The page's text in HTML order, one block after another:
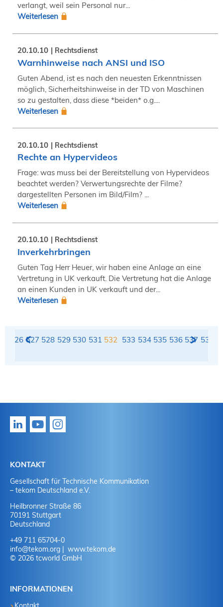
verlangt, weil sein Personal nur...
Weiterlesen
20.10.10 Rechtsdienst
Warnhinweise nach ANSI und ISO
Guten Abend, ist es nach den neuesten Erkenntnissen
möglich, Sicherheitshinweise in der TD von Maschinen
so zu gestalten, dass diese *beiden* o.g....
Weiterlesen
20.10.10 Rechtsdienst
Rechte an Hypervideos
Frage: was muss bei der Bereitstellung von Hypervideos
beachtet werden? Verwertungsrechte der Filme?
dargestellten Personen im Bild/Film? ...
Weiterlesen
20.10.10 Rechtsdienst
Inverkehrbringen
Guten Tag Herr Heuer, wir haben eine Anlage an eine
Vertretung in UK verkauft. Die Vertretung hat die Anlage
an einen Kunden in UK verkauft und der...
Weiterlesen
526 527 528 529 530 531 532 533 534 535 536 537 538
KONTAKT
Gesellschaft für Technische Kommunikation
– tekom Deutschland e.V.
Heilbronner Straße 86
70191 Stuttgart
Deutschland
+49 711 65704-0
info@tekom.org
www.tekom.de
© 2026 tcworld GmbH
INFORMATIONEN